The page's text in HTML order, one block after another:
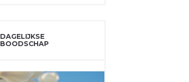
DAGELIJKSE
BOODSCHAP